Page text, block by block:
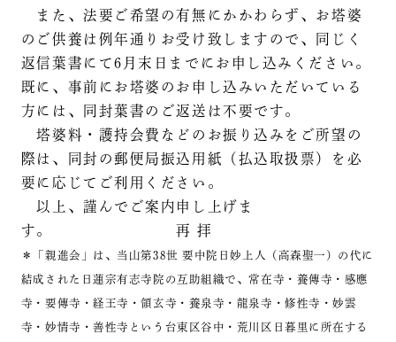
また、法要ご希望の有無にかかわらず、お塔婆
のご供養は例年通りお受け致しますので、同じく
返信葉書にて6月末日までにお申し込みください。
既に、事前にお塔婆のお申し込みいただいている
方には、同封葉書のご返送は不要です。
塔婆料・護持会費などのお振り込みをご所望の
際は、同封の郵便局振込用紙（払込取扱票）を必
要に応じてご利用ください。
以上、謹んでご案内申し上げま
す。 再 拝
＊「親進会」は、当山第38世 要中院日妙上人（高森聖一）の代に
結成された日蓮宗有志寺院の互助組織で、常在寺・養傳寺・感應
寺・要傳寺・経王寺・領玄寺・養泉寺・龍泉寺・修性寺・妙雲
寺・妙情寺・善性寺という台東区谷中・荒川区日暮里に所在する